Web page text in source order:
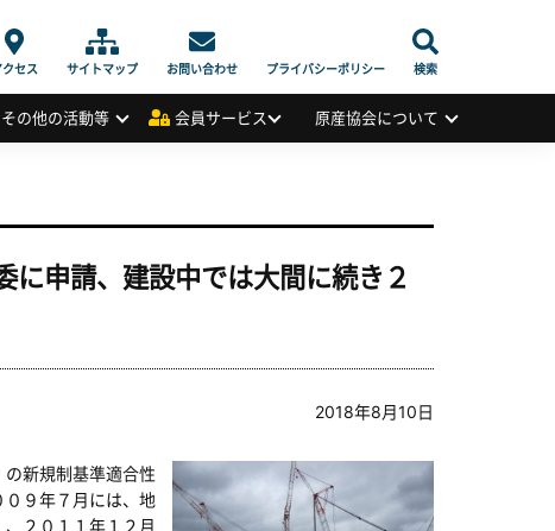
クセス サイトマップ お問い合わせ プライバシーポリシー 検索
その他の活動等 会員サービス 原産協会について
に申請、建設中では大間に続き２
2018年8月10日
新規制基準適合性
９年７月には、地
２０１１年１２月